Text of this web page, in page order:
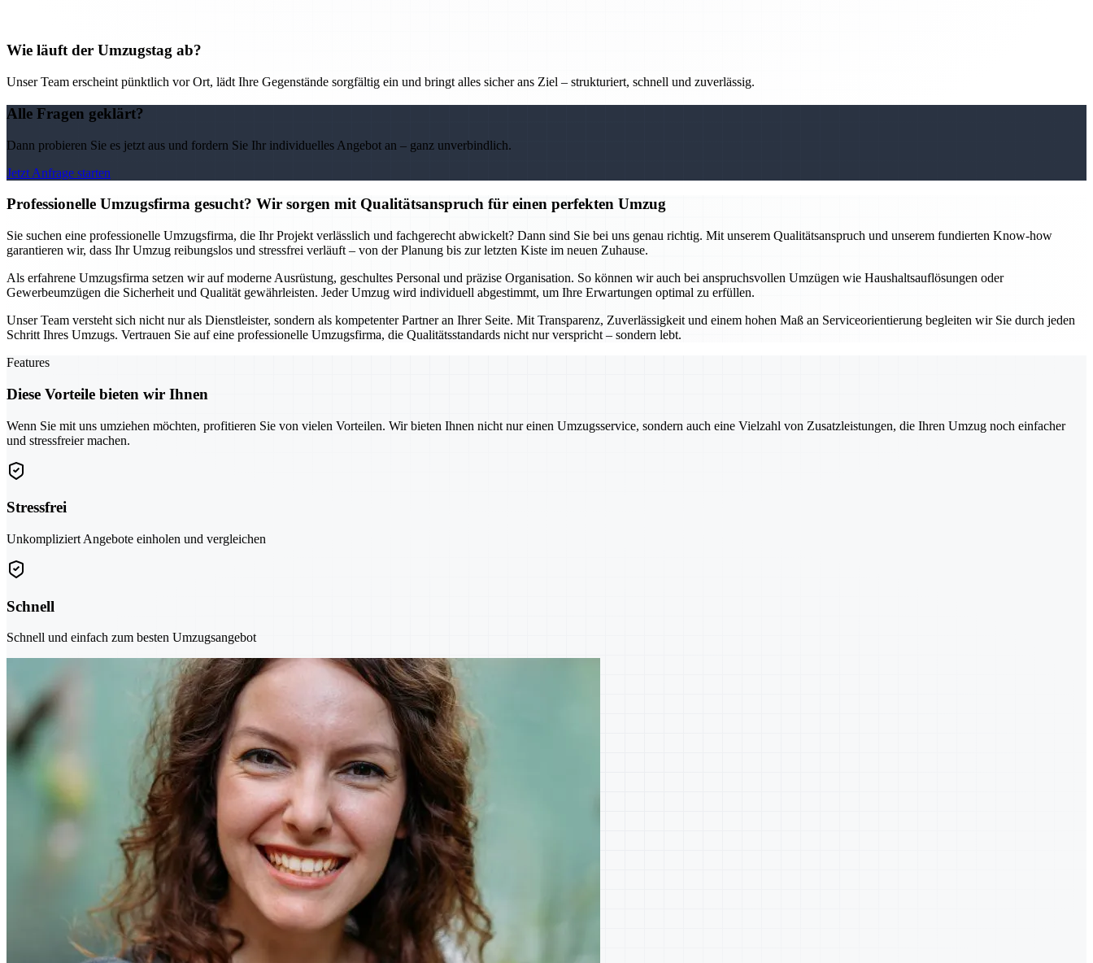
Wie läuft der Umzugstag ab?
Unser Team erscheint pünktlich vor Ort, lädt Ihre Gegenstände sorgfältig ein und bringt alles sicher ans Ziel – strukturiert, schnell und zuverlässig.
Alle Fragen geklärt?
Dann probieren Sie es jetzt aus und fordern Sie Ihr individuelles Angebot an – ganz unverbindlich.
Jetzt Anfrage starten
Professionelle Umzugsfirma gesucht? Wir sorgen mit Qualitätsanspruch für einen perfekten Umzug
Sie suchen eine professionelle Umzugsfirma, die Ihr Projekt verlässlich und fachgerecht abwickelt? Dann sind Sie bei uns genau richtig. Mit unserem Qualitätsanspruch und unserem fundierten Know-how
garantieren wir, dass Ihr Umzug reibungslos und stressfrei verläuft – von der Planung bis zur letzten Kiste im neuen Zuhause.
Als erfahrene Umzugsfirma setzen wir auf moderne Ausrüstung, geschultes Personal und präzise Organisation. So können wir auch bei anspruchsvollen Umzügen wie Haushaltsauflösungen oder
Gewerbeumzügen die Sicherheit und Qualität gewährleisten. Jeder Umzug wird individuell abgestimmt, um Ihre Erwartungen optimal zu erfüllen.
Unser Team versteht sich nicht nur als Dienstleister, sondern als kompetenter Partner an Ihrer Seite. Mit Transparenz, Zuverlässigkeit und einem hohen Maß an Serviceorientierung begleiten wir Sie durch jeden
Schritt Ihres Umzugs. Vertrauen Sie auf eine professionelle Umzugsfirma, die Qualitätsstandards nicht nur verspricht – sondern lebt.
Features
Diese Vorteile bieten wir Ihnen
Wenn Sie mit uns umziehen möchten, profitieren Sie von vielen Vorteilen. Wir bieten Ihnen nicht nur einen Umzugsservice, sondern auch eine Vielzahl von Zusatzleistungen, die Ihren Umzug noch einfacher
und stressfreier machen.
Stressfrei
Unkompliziert Angebote einholen und vergleichen
Schnell
Schnell und einfach zum besten Umzugsangebot